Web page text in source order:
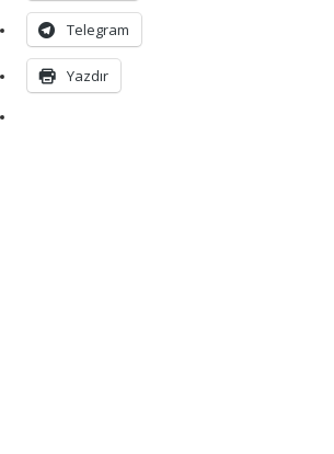
Telegram
Yazdır